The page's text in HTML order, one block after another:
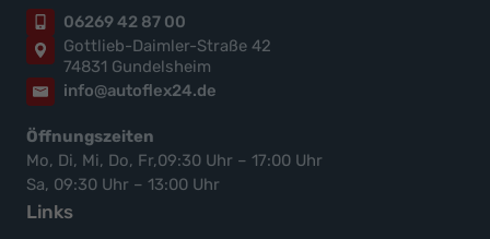
06269 42 87 00
Gottlieb-Daimler-Straße 42
74831 Gundelsheim
info@autoflex24.de
Öffnungszeiten
Mo, Di, Mi, Do, Fr,09:30 Uhr – 17:00 Uhr
Sa, 09:30 Uhr – 13:00 Uhr
Links